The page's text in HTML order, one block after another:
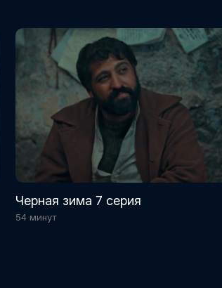
Черная зима 7 серия
54 минут